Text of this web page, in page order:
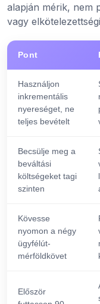
alapján mérik, nem
vagy
Pont
Használjon
inkrementális
nyereséget, ne
teljes bevételt
Becsülje meg a
beváltási
költségeket tagi
szinten
Kövesse
nyomon a négy
ügyfélút-
mérföldkövet
Először